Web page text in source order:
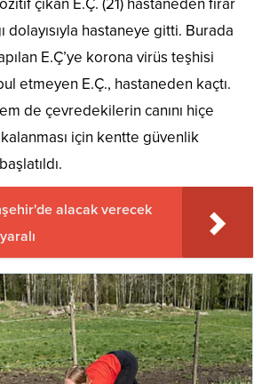
çıkan E.Ç. (21) hastaneden firar
dolayısıyla hastaneye gitti. Burada
E.Ç’ye korona virüs teşhisi
etmeyen E.Ç., hastaneden kaçtı.
de çevredekilerin canını hiçe
için kentte güvenlik
alacak verecek